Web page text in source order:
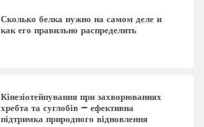
Сколько белка нужно на самом деле и
как его правильно распределить
Кінезіотейпування при захворюваннях
хребта та суглобів – ефективна
підтримка природного відновлення